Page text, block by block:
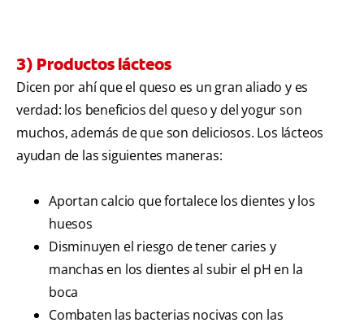
3) Productos lácteos
Dicen por ahí que el queso es un gran aliado y es
verdad: los beneficios del queso y del yogur son
muchos, además de que son deliciosos. Los lácteos
ayudan de las siguientes maneras:
Aportan calcio que fortalece los dientes y los
huesos
Disminuyen el riesgo de tener caries y
manchas en los dientes al subir el pH en la
boca
Combaten las bacterias nocivas con las